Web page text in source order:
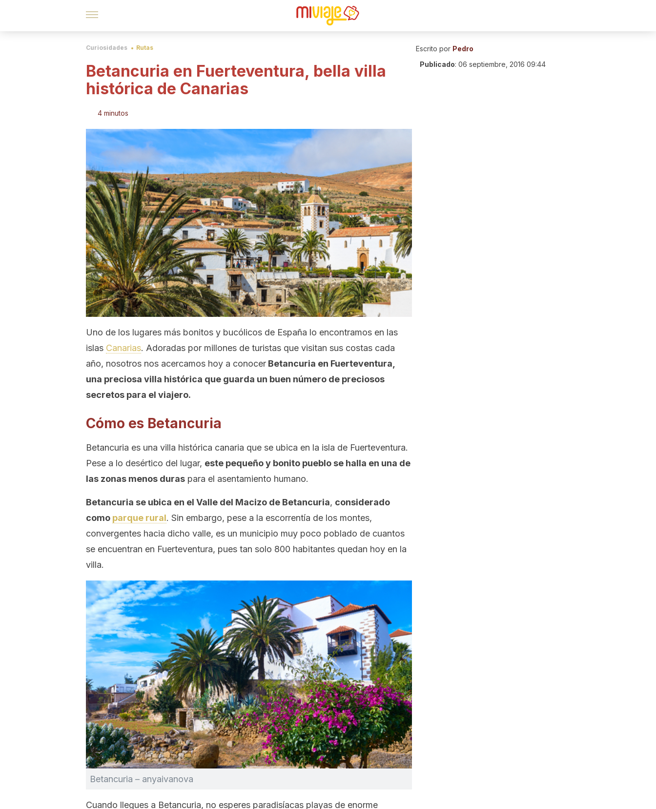
Curiosidades Rutas
Betancuria en Fuerteventura, bella villa
histórica de Canarias
4 minutos
Uno de los lugares más bonitos y bucólicos de España lo encontramos en las
islas Canarias. Adoradas por millones de turistas que visitan sus costas cada
año, nosotros nos acercamos hoy a conocer Betancuria en Fuerteventura,
una preciosa villa histórica que guarda un buen número de preciosos
secretos para el viajero.
Cómo es Betancuria
Betancuria es una villa histórica canaria que se ubica en la isla de Fuerteventura.
Pese a lo desértico del lugar, este pequeño y bonito pueblo se halla en una de
las zonas menos duras para el asentamiento humano.
Betancuria se ubica en el Valle del Macizo de Betancuria, considerado
como parque rural. Sin embargo, pese a la escorrentía de los montes,
convergentes hacia dicho valle, es un municipio muy poco poblado de cuantos
se encuentran en Fuerteventura, pues tan solo 800 habitantes quedan hoy en la
villa.
Betancuria – anyaivanova
Cuando llegues a Betancuria, no esperes paradisíacas playas de enorme
Escrito por Pedro
Publicado: 06 septiembre, 2016 09:44